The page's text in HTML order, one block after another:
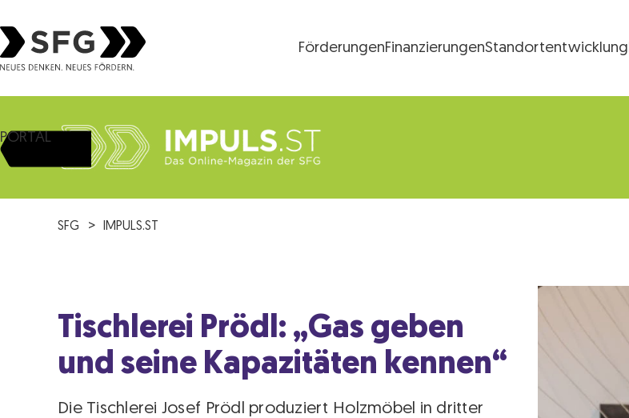
FörderungenFinanzierungenStandortentwicklung
PORTAL
SFG IMPULS.ST
Tischlerei Prödl: „Gas geben
und seine Kapazitäten kennen“
Die Tischlerei Josef Prödl produziert Holzmöbel in dritter